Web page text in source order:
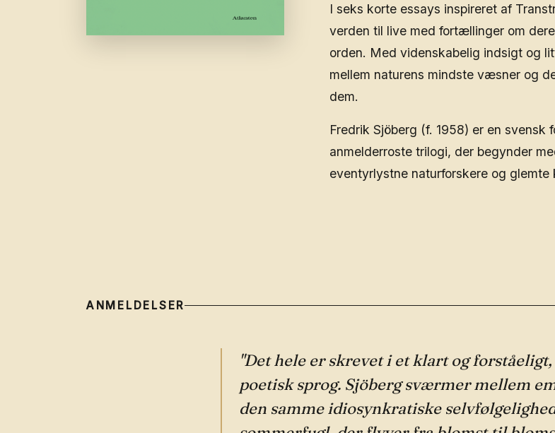
I seks korte essays inspireret af
verden til live med fortællinger om
orden. Med videnskabelig indsigt og
mellem naturens mindste væsner og
dem.
Fredrik Sjöberg (f. 1958) er en
anmelderroste trilogi, der begynder
eventyrlystne naturforskere og glemte
ANMELDELSER
"Det hele er skrevet i et klart og
poetisk sprog. Sjöberg sværmer mellem
den samme idiosynkratiske